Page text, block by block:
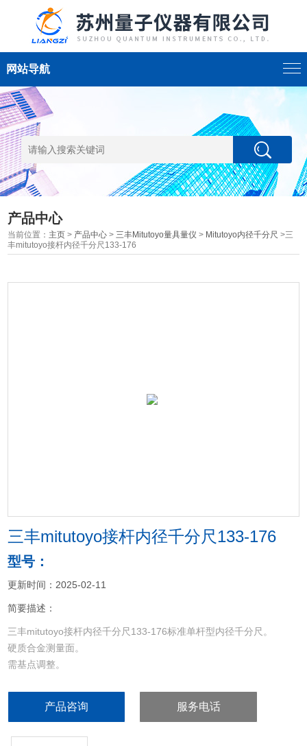
网站导航
产品中心
当前位置： 主页 > 产品中心 >三丰Mitutoyo量具量仪 > Mitutoyo内径千分尺 >三
丰mitutoyo接杆内径千分尺133-176
三丰mitutoyo接杆内径千分尺133-176
型号：
更新时间：2025-02-11
简要描述：
三丰mitutoyo接杆内径千分尺133-176标准单杆型内径千分尺。
硬质合金测量面。
需基点调整。
产品咨询 服务电话